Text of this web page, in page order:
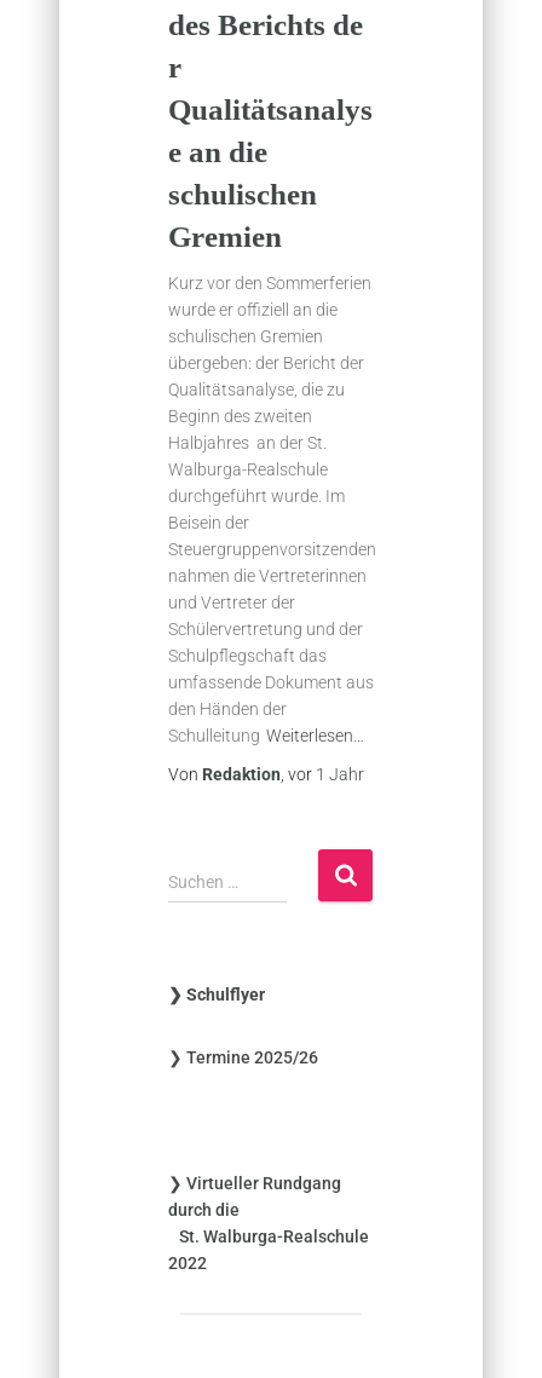
des Berichts de
r
Qualitätsanalys
e an die
schulischen
Gremien
Kurz vor den Sommerferien
wurde er offiziell an die
schulischen Gremien
übergeben: der Bericht der
Qualitätsanalyse, die zu
Beginn des zweiten
Halbjahres an der St.
Walburga-Realschule
durchgeführt wurde. Im
Beisein der
Steuergruppenvorsitzenden
nahmen die Vertreterinnen
und Vertreter der
Schülervertretung und der
Schulpflegschaft das
umfassende Dokument aus
den Händen der
Schulleitung Weiterlesen…
Von Redaktion , vor 1 Jahr
S
u
n
a
Suchen …
❯ Schulflyer
❯ Termine 2025/26
❯ Virtueller Rundgang
durch die
St. Walburga-Realschule
2022